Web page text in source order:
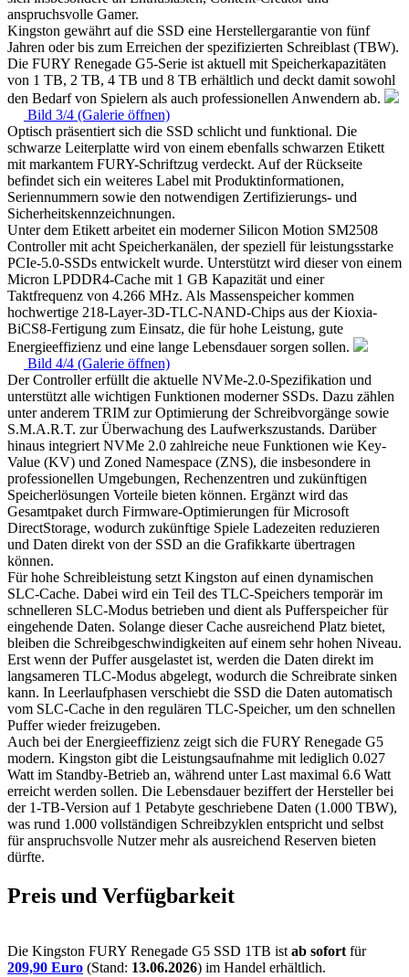
anspruchsvolle Gamer.
Kingston gewährt auf die SSD eine Herstellergarantie von fünf
Jahren oder bis zum Erreichen der spezifizierten Schreiblast (TBW).
Die FURY Renegade G5-Serie ist aktuell mit Speicherkapazitäten
von 1 TB, 2 TB, 4 TB und 8 TB erhältlich und deckt damit sowohl
den Bedarf von Spielern als auch professionellen Anwendern ab.
Bild 3/4 (Galerie öffnen)
Optisch präsentiert sich die SSD schlicht und funktional. Die
schwarze Leiterplatte wird von einem ebenfalls schwarzen Etikett
mit markantem FURY-Schriftzug verdeckt. Auf der Rückseite
befindet sich ein weiteres Label mit Produktinformationen,
Seriennummern sowie den notwendigen Zertifizierungs- und
Sicherheitskennzeichnungen.
Unter dem Etikett arbeitet ein moderner Silicon Motion SM2508
Controller mit acht Speicherkanälen, der speziell für leistungsstarke
PCIe-5.0-SSDs entwickelt wurde. Unterstützt wird dieser von einem
Micron LPDDR4-Cache mit 1 GB Kapazität und einer
Taktfrequenz von 4.266 MHz. Als Massenspeicher kommen
hochwertige 218-Layer-3D-TLC-NAND-Chips aus der Kioxia-
BiCS8-Fertigung zum Einsatz, die für hohe Leistung, gute
Energieeffizienz und eine lange Lebensdauer sorgen sollen.
Bild 4/4 (Galerie öffnen)
Der Controller erfüllt die aktuelle NVMe-2.0-Spezifikation und
unterstützt alle wichtigen Funktionen moderner SSDs. Dazu zählen
unter anderem TRIM zur Optimierung der Schreibvorgänge sowie
S.M.A.R.T. zur Überwachung des Laufwerkszustands. Darüber
hinaus integriert NVMe 2.0 zahlreiche neue Funktionen wie Key-
Value (KV) und Zoned Namespace (ZNS), die insbesondere in
professionellen Umgebungen, Rechenzentren und zukünftigen
Speicherlösungen Vorteile bieten können. Ergänzt wird das
Gesamtpaket durch Firmware-Optimierungen für Microsoft
DirectStorage, wodurch zukünftige Spiele Ladezeiten reduzieren
und Daten direkt von der SSD an die Grafikkarte übertragen
können.
Für hohe Schreibleistung setzt Kingston auf einen dynamischen
SLC-Cache. Dabei wird ein Teil des TLC-Speichers temporär im
schnelleren SLC-Modus betrieben und dient als Pufferspeicher für
eingehende Daten. Solange dieser Cache ausreichend Platz bietet,
bleiben die Schreibgeschwindigkeiten auf einem sehr hohen Niveau.
Erst wenn der Puffer ausgelastet ist, werden die Daten direkt im
langsameren TLC-Modus abgelegt, wodurch die Schreibrate sinken
kann. In Leerlaufphasen verschiebt die SSD die Daten automatisch
vom SLC-Cache in den regulären TLC-Speicher, um den schnellen
Puffer wieder freizugeben.
Auch bei der Energieeffizienz zeigt sich die FURY Renegade G5
modern. Kingston gibt die Leistungsaufnahme mit lediglich 0.027
Watt im Standby-Betrieb an, während unter Last maximal 6.6 Watt
erreicht werden sollen. Die Lebensdauer beziffert der Hersteller bei
der 1-TB-Version auf 1 Petabyte geschriebene Daten (1.000 TBW),
was rund 1.000 vollständigen Schreibzyklen entspricht und selbst
für anspruchsvolle Nutzer mehr als ausreichend Reserven bieten
dürfte.
Preis und Verfügbarkeit
Die Kingston FURY Renegade G5 SSD 1TB ist ab sofort für
209,90 Euro (Stand: 13.06.2026) im Handel erhältlich.